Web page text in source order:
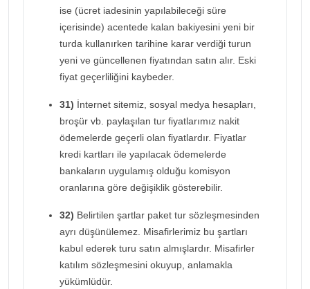
ise (ücret iadesinin yapılabileceği süre
içerisinde) acentede kalan bakiyesini yeni bir
turda kullanırken tarihine karar verdiği turun
yeni ve güncellenen fiyatından satın alır. Eski
fiyat geçerliliğini kaybeder.
31) İnternet sitemiz, sosyal medya hesapları,
broşür vb. paylaşılan tur fiyatlarımız nakit
ödemelerde geçerli olan fiyatlardır. Fiyatlar
kredi kartları ile yapılacak ödemelerde
bankaların uygulamış olduğu komisyon
oranlarına göre değişiklik gösterebilir.
32) Belirtilen şartlar paket tur sözleşmesinden
ayrı düşünülemez. Misafirlerimiz bu şartları
kabul ederek turu satın almışlardır. Misafirler
katılım sözleşmesini okuyup, anlamakla
yükümlüdür.